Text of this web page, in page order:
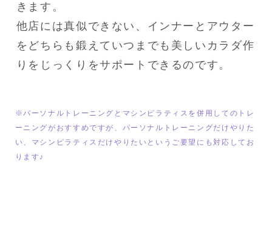
きます。
他店には真似できない、インナーとアウター
をどちらも鍛えていつまでも美しいカラダ作
※パーソナルトレーニングとマシンピラティスを併用してのトレ
ーニングがおすすめですが、パーソナルトレーニングだけやりた
い、マシンピラティスだけやりたいというご要望にも対応してお
ります♪